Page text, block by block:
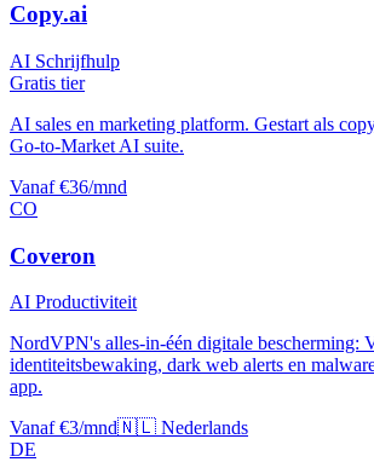
Copy.ai
AI Schrijfhulp
Gratis tier
AI sales en marketing platform. Gestart als
Go-to-Market AI suite.
Vanaf €36/mnd
CO
Coveron
AI Productiviteit
NordVPN's alles-in-één digitale bescherming:
identiteitsbewaking, dark web alerts en
app.
Vanaf €3/mnd🇳🇱 Nederlands
DE